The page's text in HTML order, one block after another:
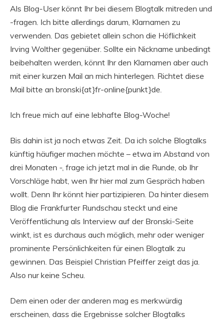
Als Blog-User könnt Ihr bei diesem Blogtalk mitreden und
-fragen. Ich bitte allerdings darum, Klarnamen zu
verwenden. Das gebietet allein schon die Höflichkeit
Irving Wolther gegenüber. Sollte ein Nickname unbedingt
beibehalten werden, könnt Ihr den Klarnamen aber auch
mit einer kurzen Mail an mich hinterlegen. Richtet diese
Mail bitte an bronski{at}fr-online{punkt}de.
Ich freue mich auf eine lebhafte Blog-Woche!
Bis dahin ist ja noch etwas Zeit. Da ich solche Blogtalks
künftig häufiger machen möchte – etwa im Abstand von
drei Monaten -, frage ich jetzt mal in die Runde, ob Ihr
Vorschläge habt, wen Ihr hier mal zum Gespräch haben
wollt. Denn Ihr könnt hier partizipieren. Da hinter diesem
Blog die Frankfurter Rundschau steckt und eine
Veröffentlichung als Interview auf der Bronski-Seite
winkt, ist es durchaus auch möglich, mehr oder weniger
prominente Persönlichkeiten für einen Blogtalk zu
gewinnen. Das Beispiel Christian Pfeiffer zeigt das ja.
Also nur keine Scheu.
Dem einen oder der anderen mag es merkwürdig
erscheinen, dass die Ergebnisse solcher Blogtalks